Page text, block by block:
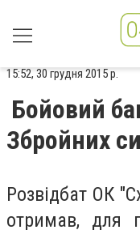
15:52, 30 грудня 2015 р.
Бойовий
Збройних
Розвідбат ОК
отримав, для